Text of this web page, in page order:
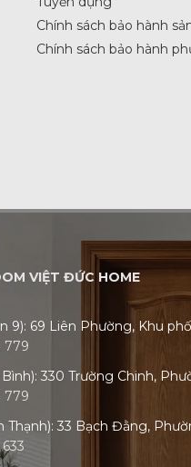
Chính sách bảo hành
Chính sách bảo hành
VIỆT ĐỨC HOME
9): 69 Liên Phường, Khu
779
330 Trường Chinh,
779
Thạnh): 33 Bạch Đằng,